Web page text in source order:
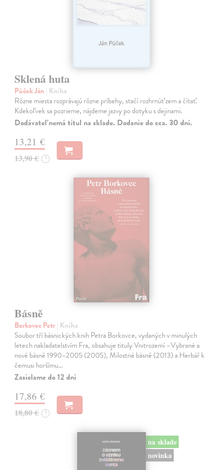
Sklená huta
Púček Ján | Kniha
Rôzne miesta rozprávajú rôzne príbehy, stačí rozhrnúť zem a čítať.
Kdekoľvek sa pozrieme, nájdeme jazvy po dotyku s dejinami.
Dodávateľ nemá titul na sklade. Dodanie do cca. 30 dní.
13,21 €
13,90 € ?
Básně
Borkovec Petr| Kniha
Soubor tří básnických knih Petra Borkovce, vydaných v minulých
letech nakladatelstvím Fra, obsahuje tituly Vnitrozemí –Vybrané a
nové básně 1990–2005 (2005), Milostné básně (2013) a Herbář k
čemusi horšímu…
Zasielame do 12 dní
17,86 €
18,80 € ?
na sklade
novinka